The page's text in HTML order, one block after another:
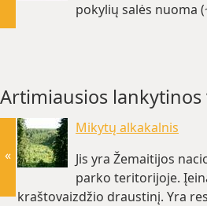
pokylių salės nuoma
Artimiausios lankytinos
Mikytų alkakalnis
Jis yra Žemaitijos
parko teritorijoje.
kraštovaizdžio draustinį. Yra
«